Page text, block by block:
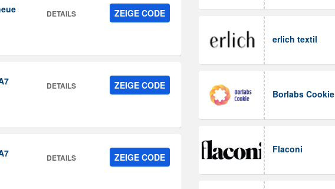
DETAILS ZEIGE CODE
DETAILS ZEIGE CODE
DETAILS ZEIGE CODE
erlich textil
Borlabs Cookie
Flaconi